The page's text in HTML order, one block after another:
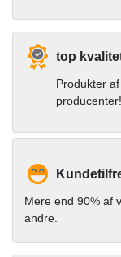
top
Produkter
producenter!
Mere end 90% af
andre.